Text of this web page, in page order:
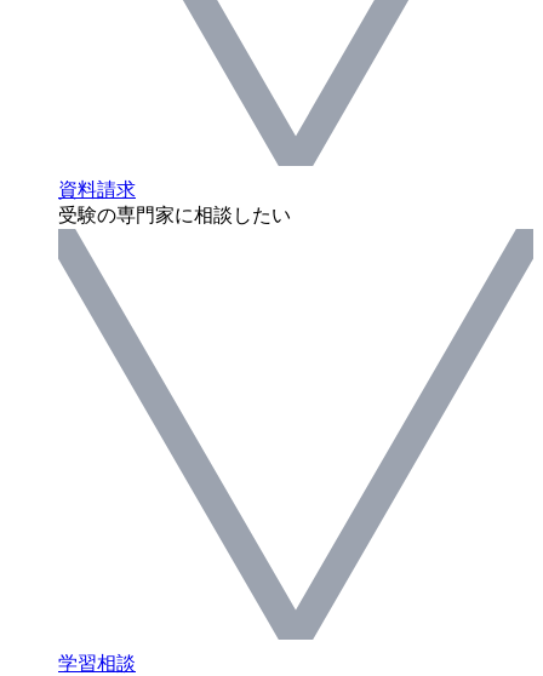
資料請求
受験の専門家に相談したい
学習相談